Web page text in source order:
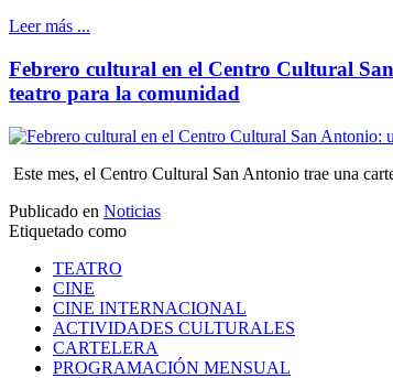
Leer más ...
Febrero cultural en el Centro Cultural
teatro para la comunidad
Este mes, el Centro Cultural San Antonio trae una
Publicado en Noticias
Etiquetado como
TEATRO
CINE
CINE INTERNACIONAL
ACTIVIDADES CULTURALES
CARTELERA
PROGRAMACIÓN MENSUAL